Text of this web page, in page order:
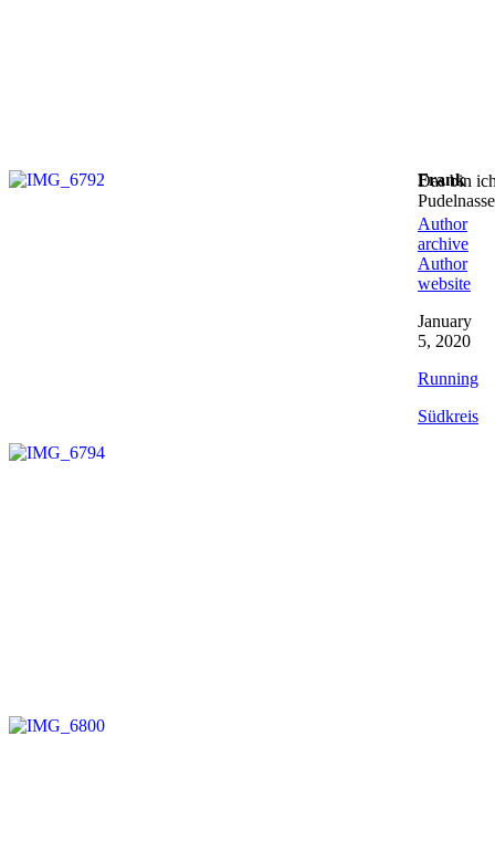
Das bin
Frank
Author
archive
Author
website
January
5, 2020
Running
Südkreis